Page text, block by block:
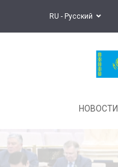
RU - Русский
НОВОСТИ